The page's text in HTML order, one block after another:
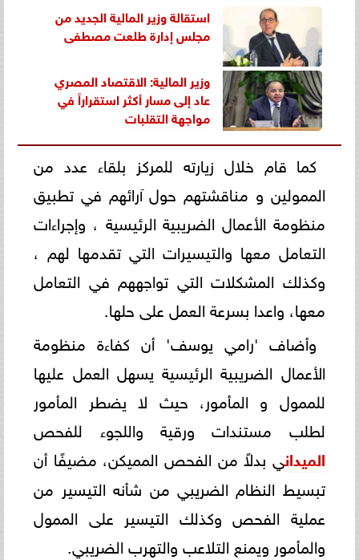
استقالة وزير المالية الجديد من
مجلس إدارة طلعت مصطفى
وزير المالية: الاقتصاد المصري
عاد إلى مسار أكثر استقراراً في
مواجهة التقلبات
كما قام خلال زيارته للمركز بلقاء عدد من
الممولين و مناقشتهم حول آرائهم في تطبيق
منظومة الأعمال الضريبية الرئيسية ، وإجراءات
التعامل معها والتيسيرات التي تقدمها لهم ،
وكذلك المشكلات التي تواجههم في التعامل
معها، واعدا بسرعة العمل على حلها.
وأضاف 'رامي يوسف' أن كفاءة منظومة
الأعمال الضريبية الرئيسية يسهل العمل عليها
للممول و المأمور، حيث لا يضطر المأمور
لطلب مستندات ورقية واللجوء للفحص
الميداني بدلاً من الفحص المميكن، مضيفًا أن
تبسيط النظام الضريبي من شأنه التيسير من
عملية الفحص وكذلك التيسير على الممول
والمأمور ويمنع التلاعب والتهرب الضريبي.